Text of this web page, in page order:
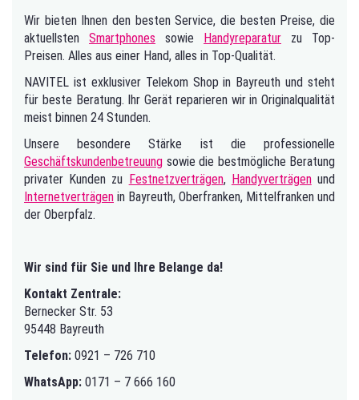
Wir bieten Ihnen den besten Service, die besten Preise, die
aktuellsten Smartphones sowie Handyreparatur zu Top-
Preisen. Alles aus einer Hand, alles in Top-Qualität.
NAVITEL ist exklusiver Telekom Shop in Bayreuth und steht
für beste Beratung. Ihr Gerät reparieren wir in Originalqualität
meist binnen 24 Stunden.
Unsere besondere Stärke ist die professionelle
Geschäftskundenbetreuung sowie die bestmögliche Beratung
privater Kunden zu Festnetzverträgen, Handyverträgenund
Internetverträgen in Bayreuth, Oberfranken, Mittelfranken und
der Oberpfalz.
Wir sind für Sie und Ihre Belange da!
Kontakt Zentrale:
Bernecker Str. 53
95448 Bayreuth
Telefon: 0921 – 726 710
WhatsApp: 0171 – 7 666 160